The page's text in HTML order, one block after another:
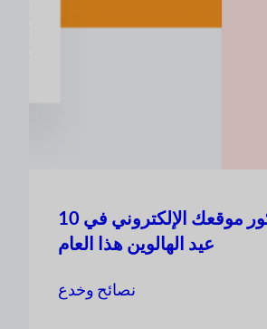
10 طرق لتجديد ديكور موقعك الإلكتروني في
عيد الهالوين هذا العام
نصائح وخدع